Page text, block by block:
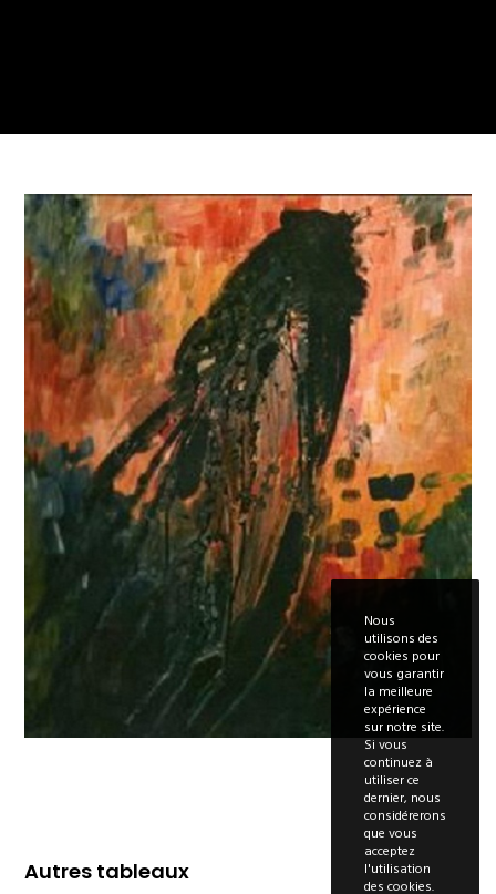
Autres tableaux
Nous
utilisons des
cookies pour
vous garantir
la meilleure
expérience
sur notre site.
Si vous
continuez à
utiliser ce
dernier, nous
considérerons
que vous
acceptez
l'utilisation
des cookies.